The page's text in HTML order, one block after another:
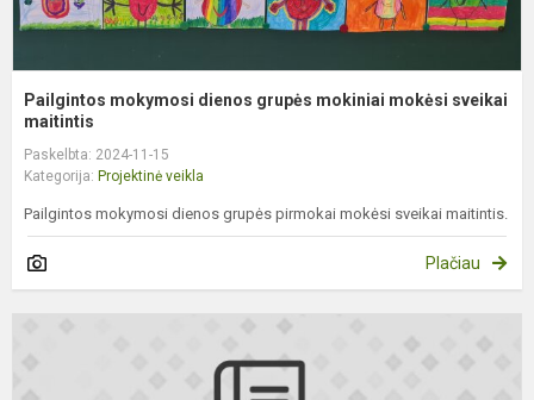
Pailgintos mokymosi dienos grupės mokiniai mokėsi sveikai
maitintis
Paskelbta: 2024-11-15
Kategorija: Projektinė veikla
Pailgintos mokymosi dienos grupės pirmokai mokėsi sveikai maitintis.
Plačiau